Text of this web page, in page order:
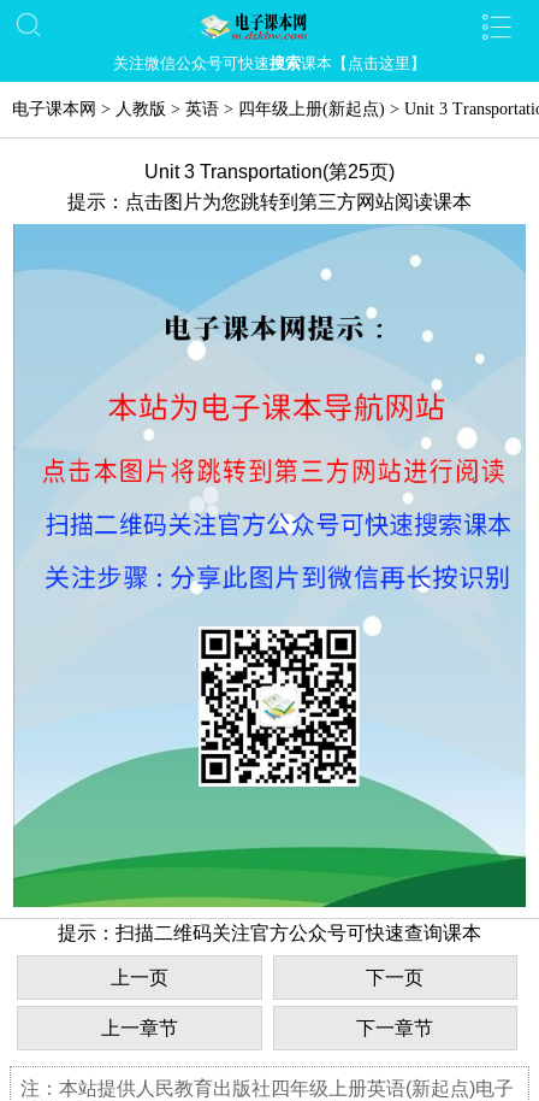
关注微信公众号可快速搜索课本【点击这里】
电子课本网 > 人教版 > 英语 > 四年级上册(新起点) > Unit 3
Unit 3 Transportation(第25页)
提示：点击图片为您跳转到第三方网站阅读课本
提示：扫描二维码关注官方公众号可快速查询课本
上一页 下一页
上一章节 下一章节
注：本站提供人民教育出版社四年级上册英语(新起点)电子